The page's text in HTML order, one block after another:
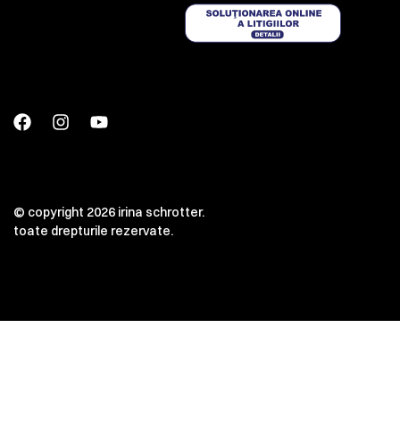
© copyright 2026 irina schrotter.
toate drepturile rezervate.